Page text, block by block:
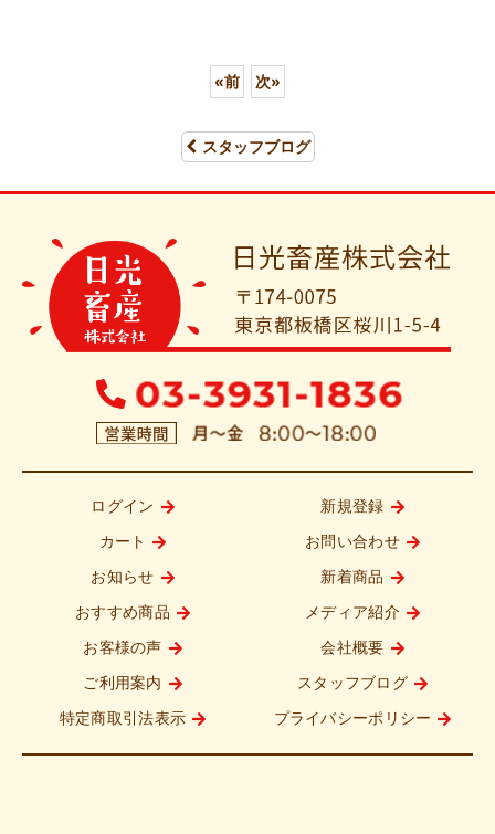
«前 次»
スタッフブログ
ログイン 新規登録
カート お問い合わせ
お知らせ 新着商品
おすすめ商品 メディア紹介
お客様の声 会社概要
ご利用案内 スタッフブログ
特定商取引法表示 プライバシーポリシー